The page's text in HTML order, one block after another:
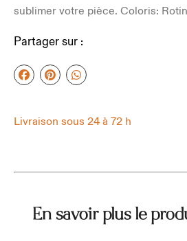
sublimer votre pièce. Coloris:
Partager sur :
Livraison sous 24 à 72 h
En savoir plus le